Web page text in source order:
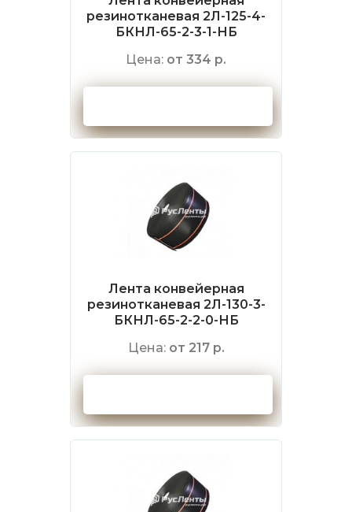
резинотканевая 2Л-125-4-
БКНЛ-65-2-3-1-НБ
Цена: от 334 р.
Лента конвейерная
резинотканевая 2Л-130-3-
БКНЛ-65-2-2-0-НБ
Цена: от 217 р.